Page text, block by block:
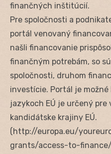
finančných inštitúcií.
Pre spoločnosti a
portál venovaný
našli financovanie
finančným potrebám, so
spoločnosti, druhom
investície. Portál je
jazykoch EÚ je určený pre
kandidátske krajiny EÚ.
(http://europa.eu/
grants/access-to-